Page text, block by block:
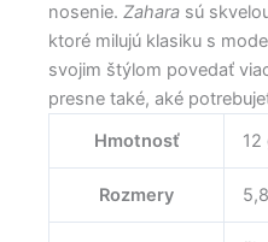
nosenie. Zahara sú
ktoré milujú klasiku s
svojim štýlom povedať
presne také, aké
Hmotnosť
12
Rozmery